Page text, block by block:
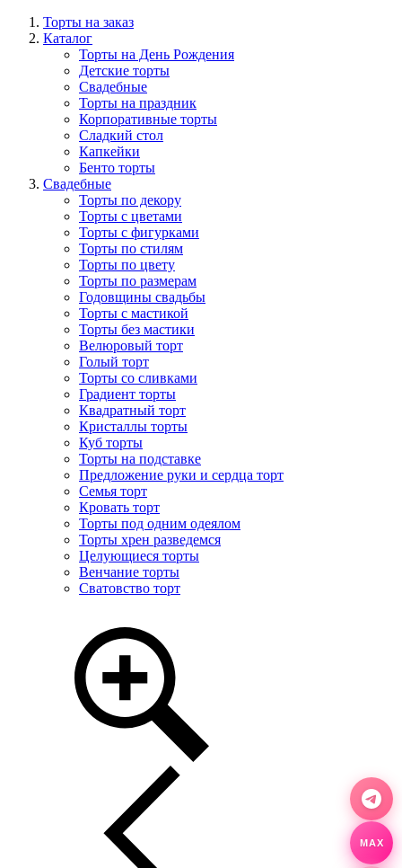
Торты на заказ
Каталог
Торты на День Рождения
Детские торты
Свадебные
Торты на праздник
Корпоративные торты
Сладкий стол
Капкейки
Бенто торты
Свадебные
Торты по декору
Торты с цветами
Торты с фигурками
Торты по стилям
Торты по цвету
Торты по размерам
Годовщины свадьбы
Торты с мастикой
Торты без мастики
Велюровый торт
Голый торт
Торты со сливками
Градиент торты
Квадратный торт
Кристаллы торты
Куб торты
Торты на подставке
Предложение руки и сердца торт
Семья торт
Кровать торт
Торты под одним одеялом
Торты хрен разведемся
Целующиеся торты
Венчание торты
Сватовство торт
MAX